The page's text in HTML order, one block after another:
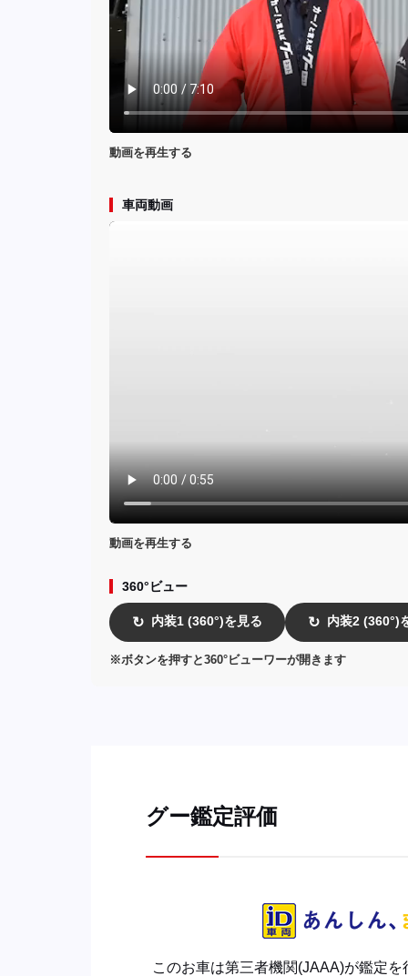
動画を再生する
車両動画
動画を再生する
360°ビュー
↻ 内装1 (360°)を見る ↻ 内装2 (360°)
※ボタンを押すと360°ビューワーが開きます
グー鑑定評価
このお車は第三者機関(JAAA)が鑑定